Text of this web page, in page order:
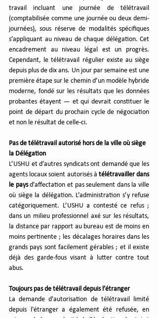
travail incluant une journée de télétravail
(comptabilisée comme une journée ou deux demi-
journées), sous réserve de modalités spécifiques
s’appliquant au niveau de chaque délégation. Cet
encadrement au niveau légal est un progrès.
Cependant, le télétravail régulier existe au siège
depuis plus de dix ans. Un jour par semaine est une
première étape sur le chemin d’un modèle hybride
moderne, fondé sur les résultats que les données
probantes étayent — et qui devrait constituer le
point de départ du prochain cycle de négociation
et non le résultat de celle-ci.
Pas de télétravail autorisé hors de la ville où siège
la Délégation
L’USHU et d’autres syndicats ont demandé que les
agents locaux soient autorisés à télétravailler dans
le pays d’affectation et pas seulement dans la ville
où siège la délégation. L’administration s’y refuse
catégoriquement. L’USHU a contesté ce refus ;
dans un milieu professionnel axé sur les résultats,
la distance par rapport au bureau est de moins en
moins pertinente ; les décalages horaires dans les
grands pays sont facilement gérables ; et il existe
déjà des garde-fous visant à lutter contre tout
abus.
Toujours pas de télétravail depuis l’étranger
La demande d'autorisation de télétravail limité
depuis l'étranger a également été refusée, en